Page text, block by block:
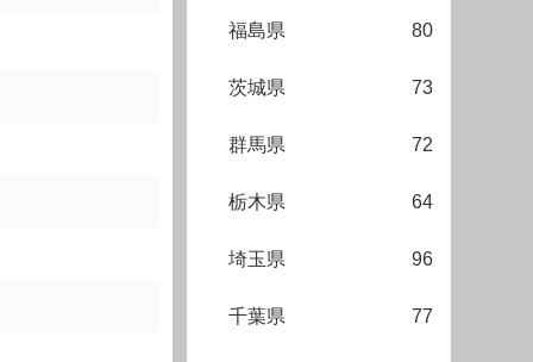
福島県 80
茨城県 73
群馬県 72
栃木県 64
埼玉県 96
千葉県 77